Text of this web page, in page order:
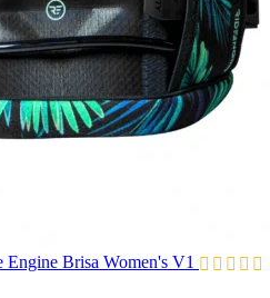
Engine Brisa Women's V1